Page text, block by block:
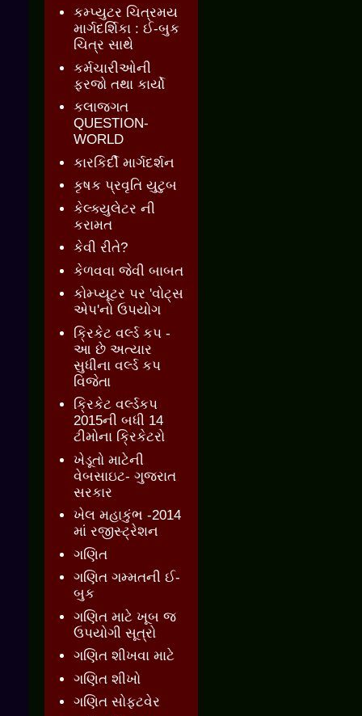
કમ્પ્યુટર ચિત્રમય
માર્ગદર્શિકા : ઈ-બુક
ચિત્ર સાથે
કર્મચારીઓની
ફરજો તથા કાર્યો
કલાજગત
QUESTION-
WORLD
કારકિર્દી માર્ગદર્શન
કૃષક પ્રવૃતિ યુટુબ
કેલ્ક્યુલેટર ની
કરામત
કેવી રીતે?
કેળવવા જેવી બાબત
કોમ્પ્યૂટર પર 'વોટ્સ
એપ'નો ઉપયોગ
ક્રિકેટ વર્લ્ડ કપ -
આ છે અત્યાર
સુધીના વર્લ્ડ કપ
વિજેતા
ક્રિકેટ વર્લ્ડકપ
2015ની બધી 14
ટીમોના ક્રિકેટરો
ખેડૂતો માટેની
વેબસાઇટ- ગુજરાત
સરકાર
ખેલ મહાકુંભ -2014
માં રજીસ્ટ્રેશન
ગણિત
ગણિત ગમ્મતની ઈ-
બુક
ગણિત માટે ખૂબ જ
ઉપયોગી સૂત્રો
ગણિત શીખવા માટે
ગણિત શીખો
ગણિત સોફ્ટવેર